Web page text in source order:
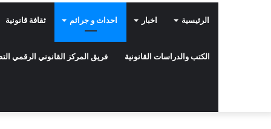
الرئيسية اخبار احداث و جرائم ثقافة قانونية
الكتب والدراسات القانونية فريق المركز القانوني الرقمي